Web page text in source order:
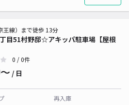
目51村野邸☆アキッパ駐車場【屋根
王線）まで徒歩 13分
0 / 0件
/ 日
再入庫